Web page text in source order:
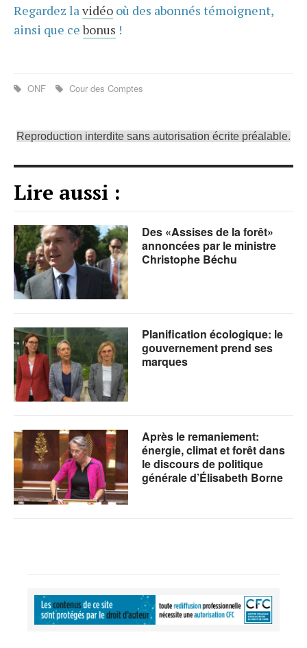
Regardez lavidéo où des abonnés témoignent,
ainsi que cebonus !
ONF Cour des Comptes
Reproduction interdite sans autorisation écrite préalable.
Lire aussi :
Des «Assises de la forêt»
annoncées par le ministre
Christophe Béchu
Planification écologique: le
gouvernement prend ses
marques
Après le remaniement:
énergie, climat et forêt dans
le discours de politique
générale d’Élisabeth Borne